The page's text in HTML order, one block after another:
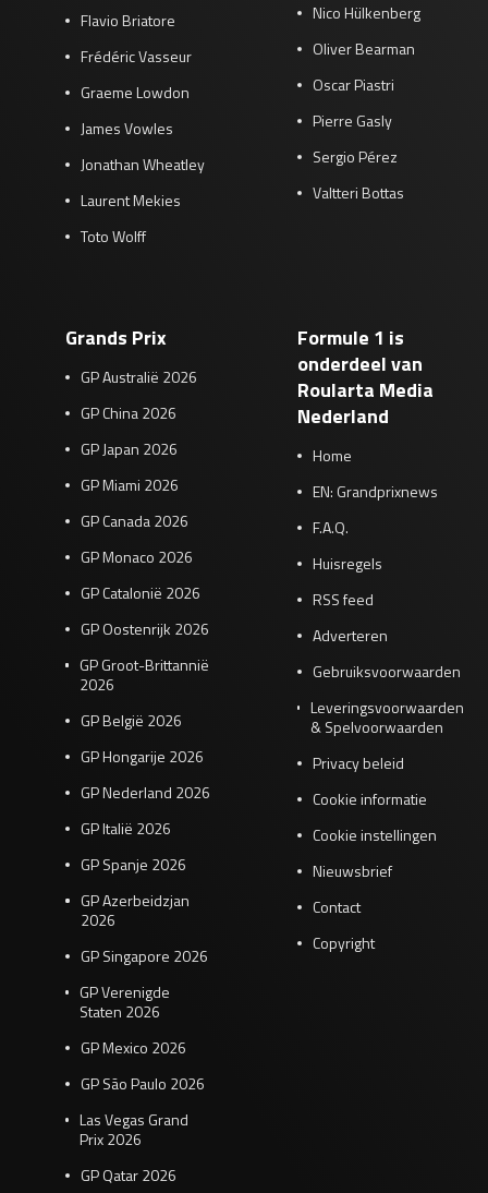
Flavio Briatore
Frédéric Vasseur
Graeme Lowdon
James Vowles
Jonathan Wheatley
Laurent Mekies
Toto Wolff
Nico Hülkenberg
Oliver Bearman
Oscar Piastri
Pierre Gasly
Sergio Pérez
Valtteri Bottas
Grands Prix
GP Australië 2026
GP China 2026
GP Japan 2026
GP Miami 2026
GP Canada 2026
GP Monaco 2026
GP Catalonië 2026
GP Oostenrijk 2026
GP Groot-Brittannië
2026
GP België 2026
GP Hongarije 2026
GP Nederland 2026
GP Italië 2026
GP Spanje 2026
GP Azerbeidzjan
2026
GP Singapore 2026
GP Verenigde
Staten 2026
GP Mexico 2026
GP São Paulo 2026
Las Vegas Grand
Prix 2026
GP Qatar 2026
Formule 1 is
onderdeel van
Roularta Media
Nederland
Home
EN: Grandprixnews
F.A.Q.
Huisregels
RSS feed
Adverteren
Gebruiksvoorwaarden
Leveringsvoorwaarden
& Spelvoorwaarden
Privacy beleid
Cookie informatie
Cookie instellingen
Nieuwsbrief
Contact
Copyright